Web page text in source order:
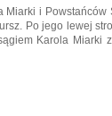
i
Po jego lewej
Karola Miarki